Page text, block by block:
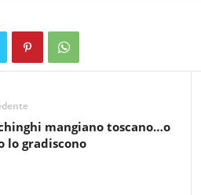
s
A
p
vi
mangiano toscano…o
lo gradiscono